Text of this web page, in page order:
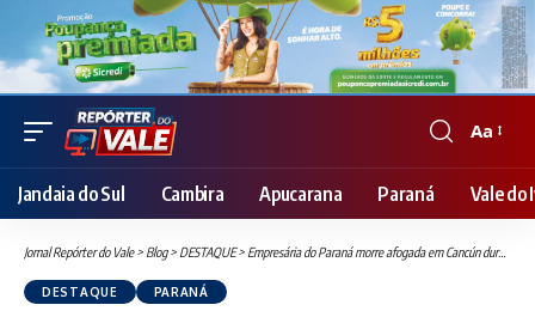
Font
Resizer
Aa
Jandaia do Sul Cambira Apucarana Paraná Vale do
Jornal Repórter do Vale> Blog> DESTAQUE> Empresária do Paraná morre afogada em Cancún durante viagem em família
DESTAQUE PARANÁ